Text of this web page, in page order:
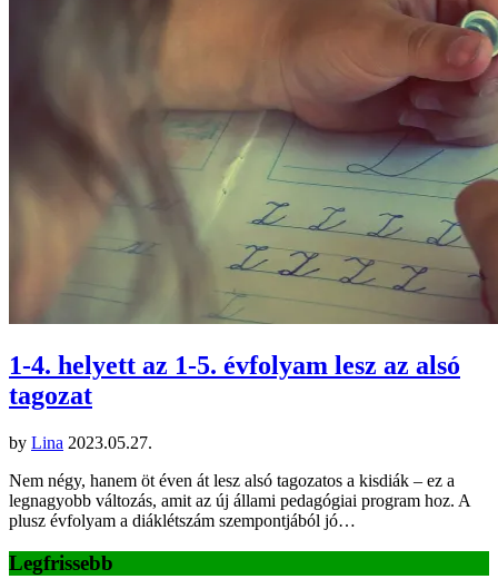
1-4. helyett az 1-5. évfolyam lesz az alsó
tagozat
by Lina 2023.05.27.
Nem négy, hanem öt éven át lesz alsó tagozatos a kisdiák – ez a
legnagyobb változás, amit az új állami pedagógiai program hoz. A
plusz évfolyam a diáklétszám szempontjából jó…
Legfrissebb